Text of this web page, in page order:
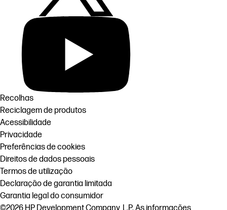
Recolhas
Reciclagem de produtos
Acessibilidade
Privacidade
Preferências de cookies
Direitos de dados pessoais
Termos de utilização
Declaração de garantia limitada
Garantia legal do consumidor